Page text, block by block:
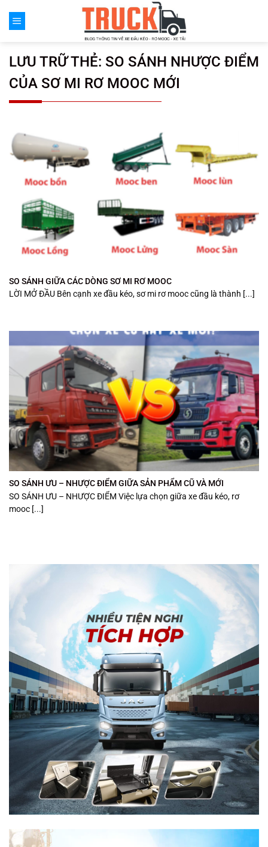
đến
LƯU TRỮ THẺ: SO SÁNH NHƯỢC ĐIỂM
CỦA SƠ MI RƠ MOOC MỚI
SO SÁNH GIỮA CÁC DÒNG SƠ MI RƠ MOOC
LỜI MỞ ĐẦU Bên cạnh xe đầu kéo, sơ mi rơ mooc cũng là thành [...]
SO SÁNH ƯU – NHƯỢC ĐIỂM GIỮA SẢN PHẨM CŨ VÀ MỚI
SO SÁNH ƯU – NHƯỢC ĐIỂM Việc lựa chọn giữa xe đầu kéo, rơ
mooc [...]